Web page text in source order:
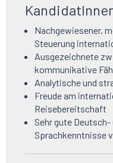
Nachgewiesener,
Steuerung
Ausgezeichnete
kommunikative
Analytische und
Freude am
Reisebereitschaft
Sehr gute
Sprachkenntnisse